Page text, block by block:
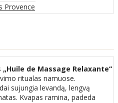
Provence
„Huile de Massage Relaxante“
ritualas namuose.
sujungia levandą, lengvą
Kvapas ramina, padeda